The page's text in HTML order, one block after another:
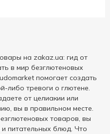
на zakaz.ua: гид от
в мир безглютеновых
помогает создать
либо тревоги о глютене.
от целиакии или
вы в правильном месте.
товаров, вы
питательных блюд. Что